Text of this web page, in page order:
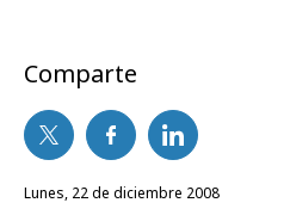
Comparte
lunes, 22 de diciembre 2008